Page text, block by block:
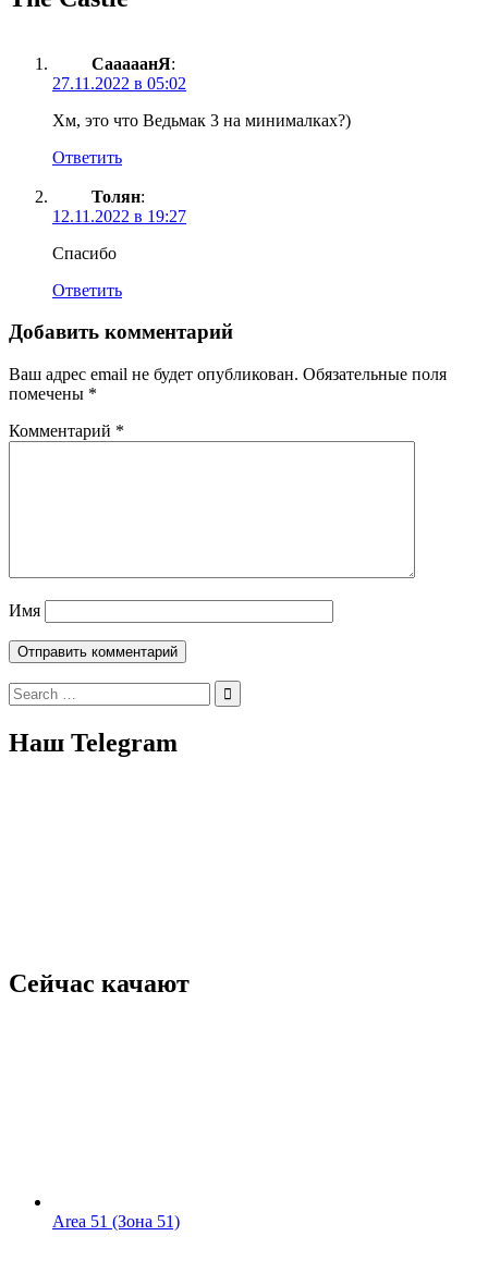
СааааанЯ:
27.11.2022 в 05:02
Хм, это что Ведьмак 3 на минималках?)
Ответить
Толян:
12.11.2022 в 19:27
Спасибо
Ответить
Добавить комментарий
Ваш адрес email не будет опубликован. Обязательные поля
помечены *
Комментарий *
Имя
Search
for:
Наш Telegram
Сейчас качают
Area 51 (Зона 51)